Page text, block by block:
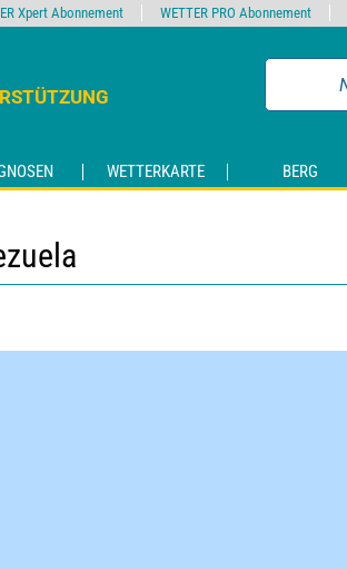
WETTERKARTE BERG
Xpert Abonnement WETTER PRO Abonnement